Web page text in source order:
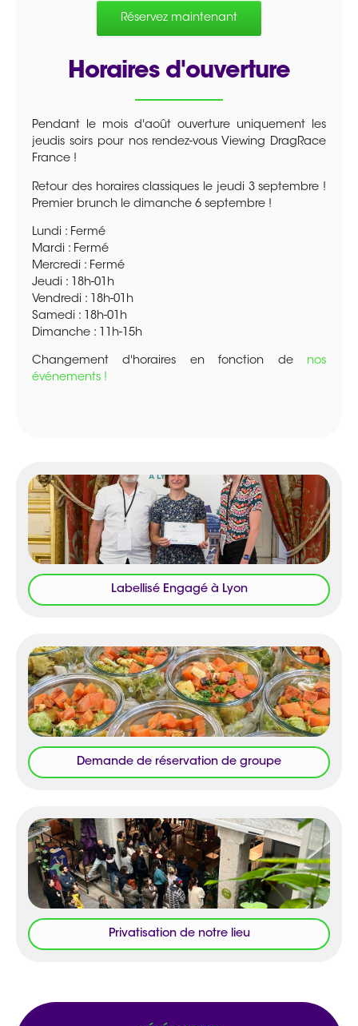
Réservez maintenant
Horaires d'ouverture
Pendant le mois d'août ouverture uniquement les
jeudis soirs pour nos rendez-vous Viewing DragRace
France !
Retour des horaires classiques le jeudi 3 septembre !
Premier brunch le dimanche 6 septembre !
Lundi : Fermé
Mardi : Fermé
Mercredi : Fermé
Jeudi : 18h-01h
Vendredi : 18h-01h
Samedi : 18h-01h
Dimanche : 11h-15h
Changement d'horaires en fonction de nos
événements !
Labellisé Engagé à Lyon
Demande de réservation de groupe
Privatisation de notre lieu